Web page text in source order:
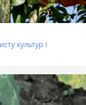
культур і